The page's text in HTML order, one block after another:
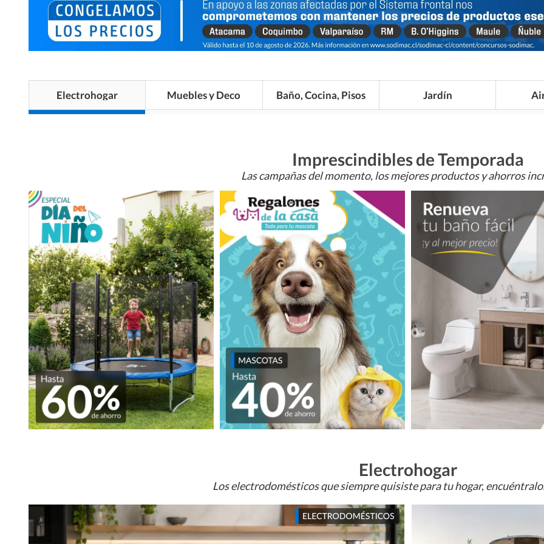
Electrohogar Muebles y Deco Baño, Cocina, Pisos Jardín
Imprescindibles de Temporada
Las campañas del momento, los mejores productos y ahorros
Electrohogar
Los electrodomésticos que siempre quisiste para tu hogar,